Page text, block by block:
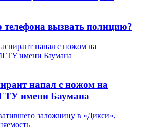
телефона вызвать полицию?
напал с ножом на
имени Баумана